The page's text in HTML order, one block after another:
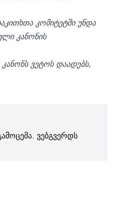
კომიტეტში უნდა
კანონის
ვეტოს დაადებს,
ვებგვერდს